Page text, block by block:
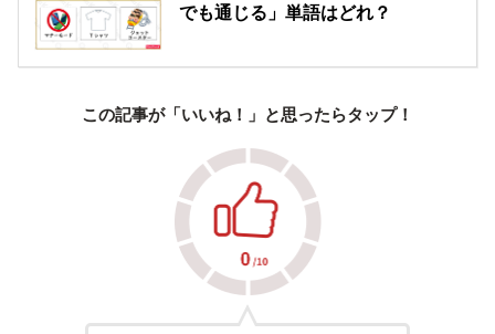
でも通じる」単語はどれ？
この記事が「いいね！」と思ったらタップ！